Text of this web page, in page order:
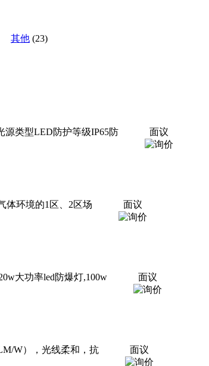
其他 (23)
源类型LED防护等级IP65防
面议
体环境的1区、2区场
面议
大功率led防爆灯,100w
面议
W），光线柔和，抗
面议